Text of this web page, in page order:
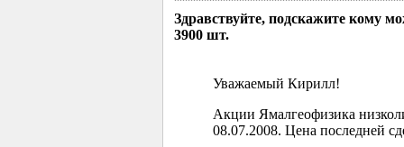
Здравствуйте, подскажите кому
3900 шт.
Уважаемый Кирилл!
Акции Ямалгеофизика
08.07.2008. Цена последней